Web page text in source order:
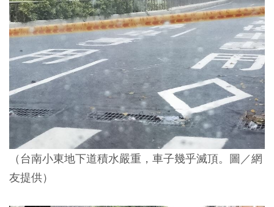
（台南小東地下道積水嚴重，車子幾乎滅頂。圖／網
友提供）